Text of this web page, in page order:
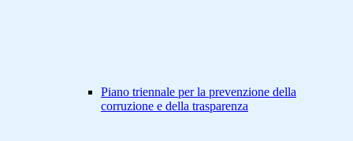
Piano triennale per la prevenzione della
corruzione e della trasparenza